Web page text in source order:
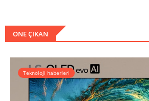
ÖNE ÇIKAN
Teknoloji haberleri